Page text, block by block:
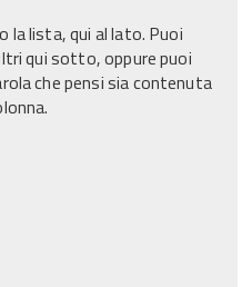
la lista, qui al lato. Puoi
qui sotto, oppure puoi
che pensi sia contenuta